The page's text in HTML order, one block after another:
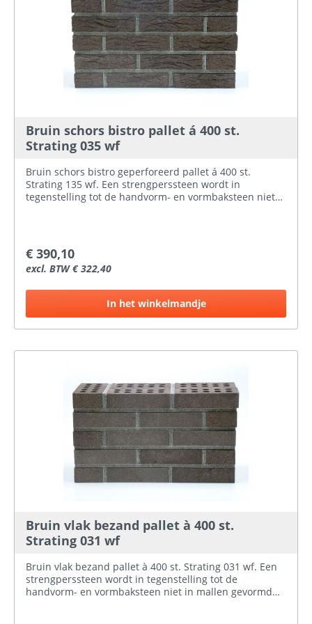
Bruin schors bistro pallet á 400 st.
Strating 035 wf
Bruin schors bistro geperforeerd pallet á 400 st.
Strating 135 wf. Een strengperssteen wordt in
tegenstelling tot de handvorm- en vormbaksteen niet
gewenste steen. Hierna worden de stroken klei op de
dikte van de steen afgesneden. Doordat dit een
doorlopend proces is, is een snelle productie mogelijk.
snijvlakken hebben, of door middel van stempelrollen
worden voorzien van een structuur of tekening. Alleen
een strengperssteen kan geperforeerd zijn, dit doordat
staven ter plaatse van de perforatie. Het voordeel van
lager gewicht. Indien u twijfelt over de kleur/uiterlijk
van de stenen kunt u bij ons een steenmonster
aanvragen.
€ 390,10
excl. BTW € 322,40
In het winkelmandje
Bruin vlak bezand pallet à 400 st.
Strating 031 wf
Bruin vlak bezand pallet à 400 st. Strating 031 wf. Een
strengperssteen wordt in tegenstelling tot de
handvorm- en vormbaksteen niet in mallen gevormd